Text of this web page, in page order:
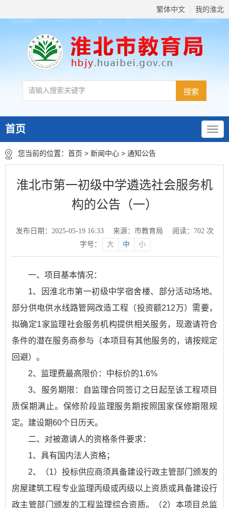
繁体中文 我的淮北
首页
您当前的位置： 首页 > 新闻中心 > 通知公告
淮北市第一初级中学遴选社会服务机
构的公告（一）
发布日期：2025-05-19 16:33 来源：市教育局 阅读： 702次
字号：
大 中 小
一、项目基本情况：
1、因淮北市第一初级中学宿舍楼、部分活动场地、
部分供电供水线路管网改造工程（投资额212万）需要，
拟确定1家监理社会服务机构提供相关服务，现邀请符合
条件的潜在服务商参与（本项目有其他服务的，请按规定
回避）。
2、监理费最高限价：中标价的1.6%
3、服务期限：自监理合同签订之日起至该工程项目
质保期满止。保修阶段监理服务期按照国家保修期限规
定。建设期60个日历天。
二、对被邀请人的资格条件要求：
1、具有国内法人资格；
2、（1）投标供应商须具备建设行政主管部门颁发的
房屋建筑工程专业监理丙级或丙级以上资质或具备建设行
政主管部门颁发的工程监理综合资质。（2）本项目总监